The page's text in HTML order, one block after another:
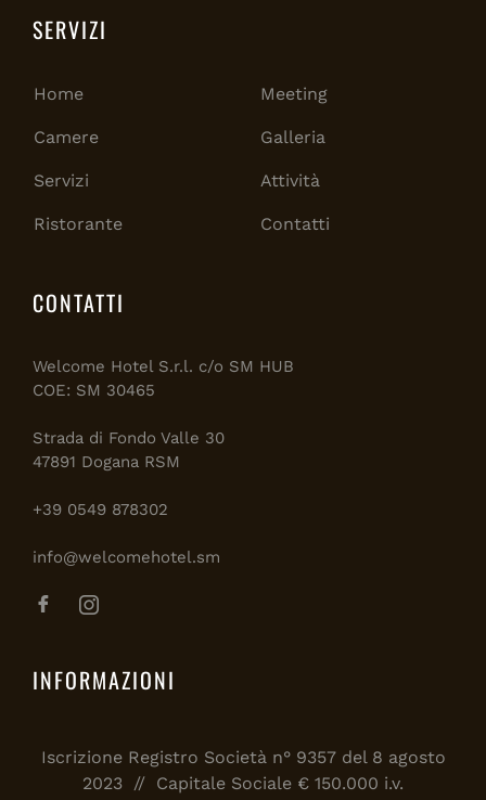
SERVIZI
Home
Camere
Servizi
Ristorante
Meeting
Galleria
Attività
Contatti
CONTATTI
Welcome Hotel S.r.l. c/o SM HUB
COE: SM 30465
Strada di Fondo Valle 30
47891 Dogana RSM
+39 0549 878302
info@welcomehotel.sm
INFORMAZIONI
Iscrizione Registro Società n° 9357 del 8 agosto
2023 // Capitale Sociale € 150.000 i.v.